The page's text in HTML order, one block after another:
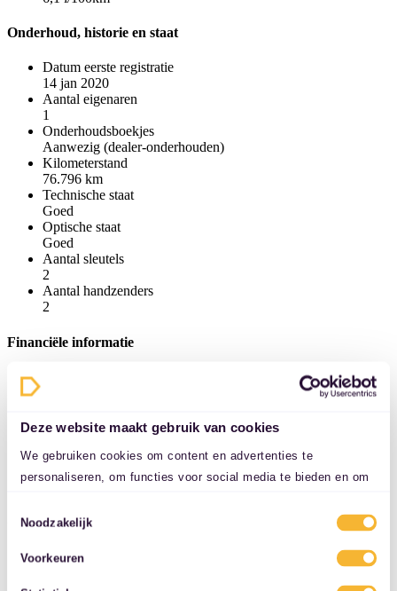
Deze website maakt gebruik van cookies
We gebruiken cookies om content en advertenties te
personaliseren, om functies voor social media te bieden en om
uw gebruik van onze site met onze partners voor social media,
combineren met andere informatie die u aan ze heeft verstrekt
of die ze hebben verzameld op basis van uw gebruik van hun
Toestemmingsselectie
Noodzakelijk
Voorkeuren
Onderhoud, historie en staat
Datum eerste registratie
14 jan 2020
Aantal eigenaren
1
Onderhoudsboekjes
Aanwezig (dealer-onderhouden)
Kilometerstand
76.796 km
Technische staat
Goed
Optische staat
Goed
Aantal sleutels
2
Aantal handzenders
2
Financiële informatie
€ 68.635
€ 61 p/m
Bijtellingspercentage
Garantie
Garantie